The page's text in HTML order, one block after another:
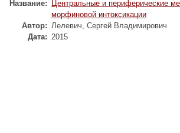
Название:
Центральные и периферические
морфиновой интоксикации
Автор: Лелевич, Сергей Владимирович
Дата: 2015